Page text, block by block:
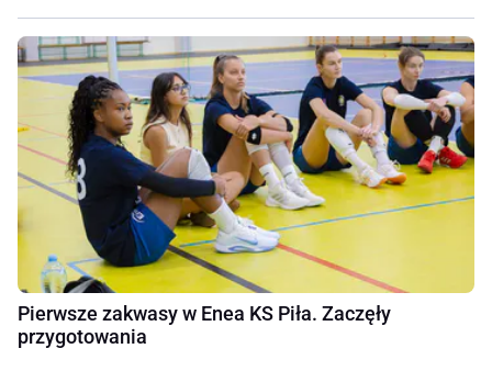
Pierwsze zakwasy w Enea KS Piła. Zaczęły
przygotowania